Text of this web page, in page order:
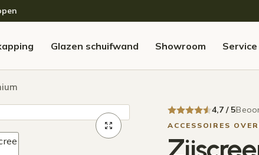
Glazen schuifwand Showroom Service
4,7 / 5
ACCESSOIRES